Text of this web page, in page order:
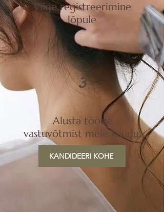
Viige registreerimine
lõpule
3
Alusta tööde
vastuvõtmist meie kaudu!
KANDIDEERI KOHE